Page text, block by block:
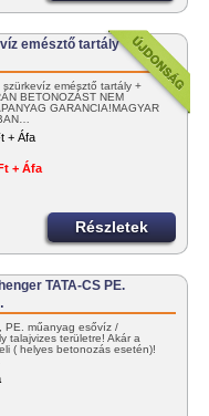
emésztő tartály
emésztő tartály +
BETONOZÁST NEM
GARANCIA!MAGYAR
+ Áfa
+ Áfa
Részletek
TATA-CS PE.
PE. műanyag esővíz /
talajvizes területre! Akár a
( helyes betonozás esetén)!